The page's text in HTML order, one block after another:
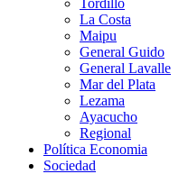
Tordillo
La Costa
Maipu
General Guido
General Lavalle
Mar del Plata
Lezama
Ayacucho
Regional
Política Economia
Sociedad